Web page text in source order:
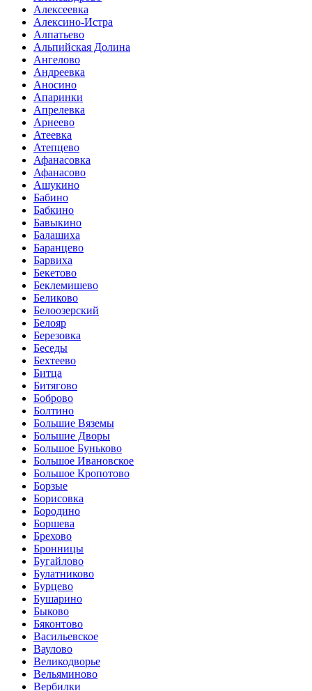
Алексеевка
Алексино-Истра
Алпатьево
Альпийская Долина
Ангелово
Андреевка
Аносино
Апаринки
Апрелевка
Арнеево
Атеевка
Атепцево
Афанасовка
Афанасово
Ашукино
Бабино
Бабкино
Бавыкино
Балашиха
Баранцево
Барвиха
Бекетово
Беклемишево
Беликово
Белоозерский
Белояр
Березовка
Беседы
Бехтеево
Битца
Битягово
Боброво
Болтино
Большие Вяземы
Большие Дворы
Большое Буньково
Большое Ивановское
Большое Кропотово
Борзые
Борисовка
Бородино
Боршева
Брехово
Бронницы
Бугайлово
Булатниково
Бурцево
Бушарино
Быково
Бяконтово
Васильевское
Ваулово
Великодворье
Вельяминово
Вербилки